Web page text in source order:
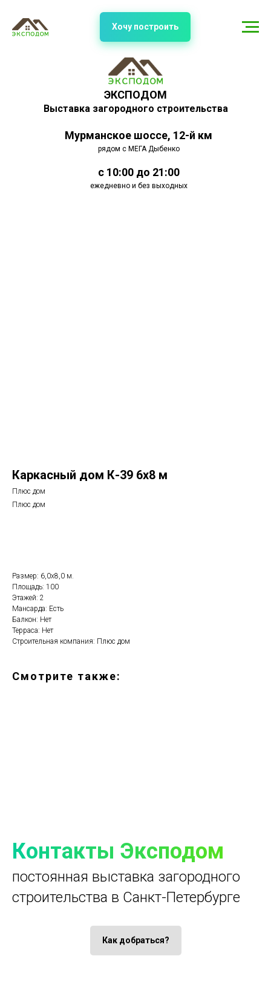
ЭКСПОДОМ
Выставка загородного строительства
Мурманское шоссе, 12-й км
рядом с МЕГА Дыбенко
с 10:00 до 21:00
ежедневно и без выходных
Хочу построить
Каркасный дом К-39 6х8 м
Плюс дом
Плюс дом
Размер: 6,0х8,0 м.
Площадь: 100
Этажей: 2
Мансарда: Есть
Балкон: Нет
Терраса: Нет
Строительная компания: Плюс дом
Смотрите также:
Контакты Эксподом
постоянная выставка загородного
строительства в Санкт-Петербурге
Как добраться?